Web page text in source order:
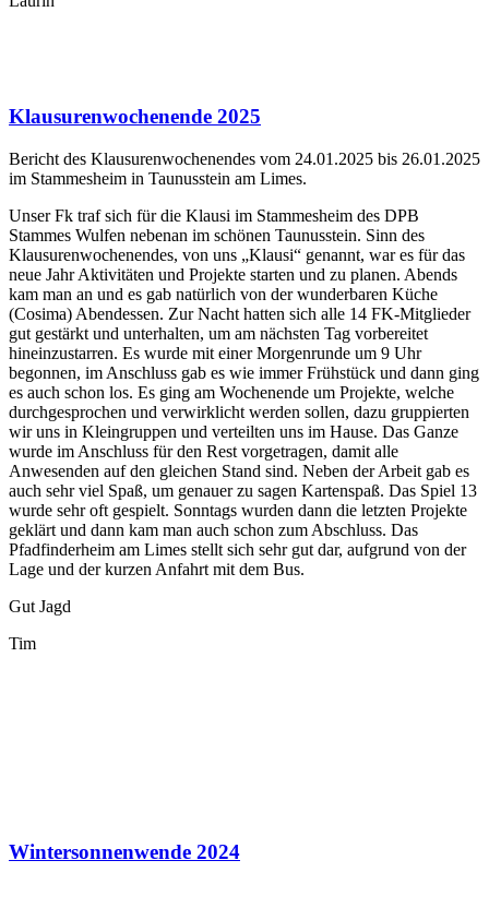
Klausurenwochenende 2025
Bericht des Klausurenwochenendes vom 24.01.2025 bis 26.01.2025
im Stammesheim in Taunusstein am Limes.
Unser Fk traf sich für die Klausi im Stammesheim des DPB
Stammes Wulfen nebenan im schönen Taunusstein. Sinn des
Klausurenwochenendes, von uns „Klausi“ genannt, war es für das
neue Jahr Aktivitäten und Projekte starten und zu planen. Abends
kam man an und es gab natürlich von der wunderbaren Küche
(Cosima) Abendessen. Zur Nacht hatten sich alle 14 FK-Mitglieder
gut gestärkt und unterhalten, um am nächsten Tag vorbereitet
hineinzustarren. Es wurde mit einer Morgenrunde um 9 Uhr
begonnen, im Anschluss gab es wie immer Frühstück und dann ging
es auch schon los. Es ging am Wochenende um Projekte, welche
durchgesprochen und verwirklicht werden sollen, dazu gruppierten
wir uns in Kleingruppen und verteilten uns im Hause. Das Ganze
wurde im Anschluss für den Rest vorgetragen, damit alle
Anwesenden auf den gleichen Stand sind. Neben der Arbeit gab es
auch sehr viel Spaß, um genauer zu sagen Kartenspaß. Das Spiel 13
wurde sehr oft gespielt. Sonntags wurden dann die letzten Projekte
geklärt und dann kam man auch schon zum Abschluss. Das
Pfadfinderheim am Limes stellt sich sehr gut dar, aufgrund von der
Lage und der kurzen Anfahrt mit dem Bus.
Gut Jagd
Tim
Wintersonnenwende 2024